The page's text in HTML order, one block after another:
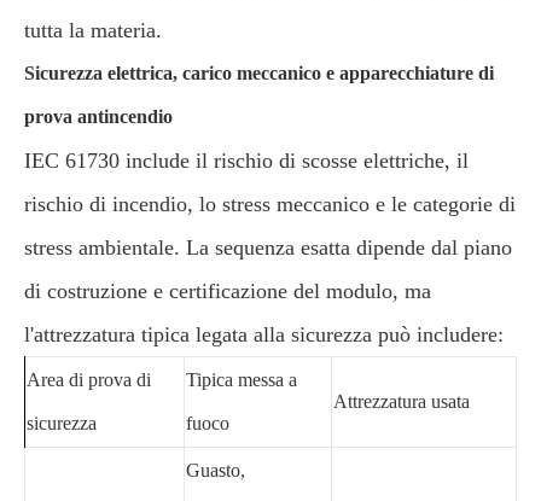
tutta la materia.
Sicurezza elettrica, carico meccanico e apparecchiature di
prova antincendio
IEC 61730 include il rischio di scosse elettriche, il
rischio di incendio, lo stress meccanico e le categorie di
stress ambientale. La sequenza esatta dipende dal piano
di costruzione e certificazione del modulo, ma
l'attrezzatura tipica legata alla sicurezza può includere:
Area di prova di
sicurezza
Tipica messa a
fuoco
Attrezzatura usata
Guasto,